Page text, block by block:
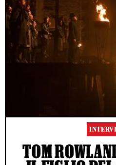
TOM